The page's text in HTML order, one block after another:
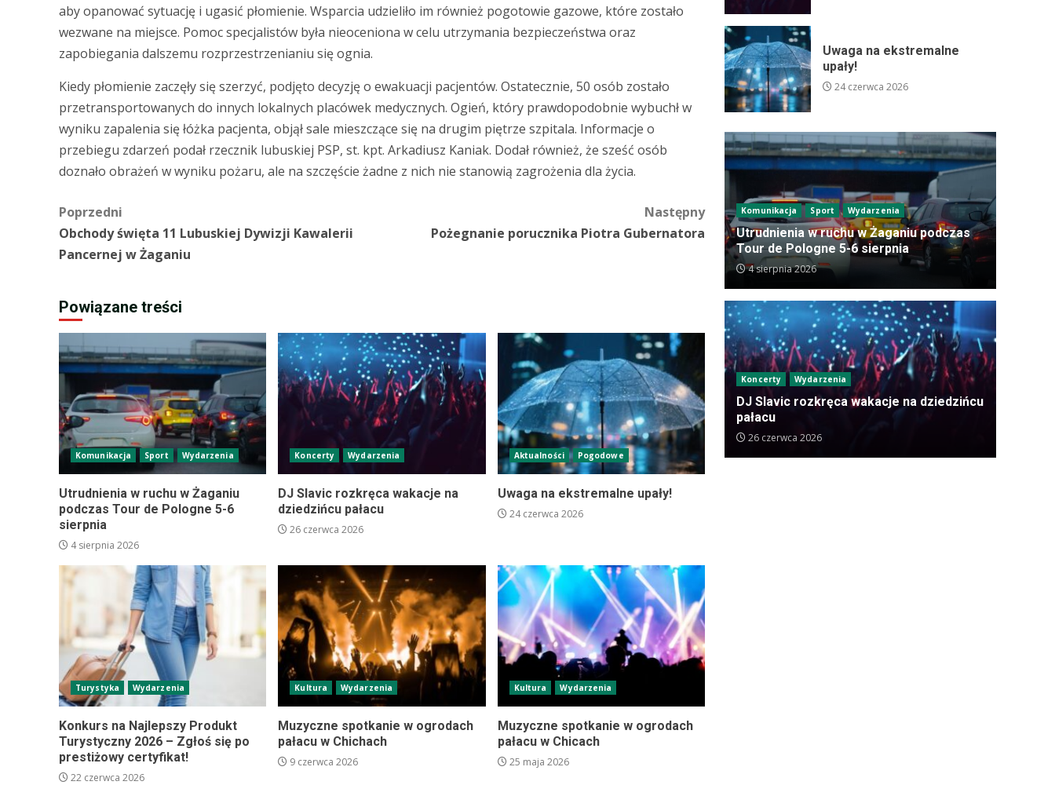
aby opanować sytuację i ugasić płomienie. Wsparcia udzieliło im również pogotowie gazowe, które zostało
wezwane na miejsce. Pomoc specjalistów była nieoceniona w celu utrzymania bezpieczeństwa oraz
zapobiegania dalszemu rozprzestrzenianiu się ognia.
Kiedy płomienie zaczęły się szerzyć, podjęto decyzję o ewakuacji pacjentów. Ostatecznie, 50 osób zostało
przetransportowanych do innych lokalnych placówek medycznych. Ogień, który prawdopodobnie wybuchł w
wyniku zapalenia się łóżka pacjenta, objął sale mieszczące się na drugim piętrze szpitala. Informacje o
przebiegu zdarzeń podał rzecznik lubuskiej PSP, st. kpt. Arkadiusz Kaniak. Dodał również, że sześć osób
doznało obrażeń w wyniku pożaru, ale na szczęście żadne z nich nie stanowią zagrożenia dla życia.
Zobacz
wpisy
Poprzedni
Obchody święta 11 Lubuskiej Dywizji Kawalerii
Pancernej w Żaganiu
Następny
Pożegnanie porucznika Piotra Gubernatora
Powiązane treści
Komunikacja Sport Wydarzenia
Utrudnienia w ruchu w Żaganiu
podczas Tour de Pologne 5-6
sierpnia
4 sierpnia 2026
Koncerty Wydarzenia
DJ Slavic rozkręca wakacje na
dziedzińcu pałacu
26 czerwca 2026
Aktualności Pogodowe
Uwaga na ekstremalne upały!
24 czerwca 2026
Turystyka Wydarzenia
Konkurs na Najlepszy Produkt
Turystyczny 2026 – Zgłoś się po
prestiżowy certyfikat!
22 czerwca 2026
Kultura Wydarzenia
Muzyczne spotkanie w ogrodach
pałacu w Chichach
9 czerwca 2026
Kultura Wydarzenia
Muzyczne spotkanie w ogrodach
pałacu w Chicach
25 maja 2026
Uwaga na ekstremalne
upały!
24 czerwca 2026
Komunikacja Sport Wydarzenia
Utrudnienia w ruchu w Żaganiu podczas
Tour de Pologne 5-6 sierpnia
4 sierpnia 2026
Koncerty Wydarzenia
DJ Slavic rozkręca wakacje na dziedzińcu
pałacu
26 czerwca 2026